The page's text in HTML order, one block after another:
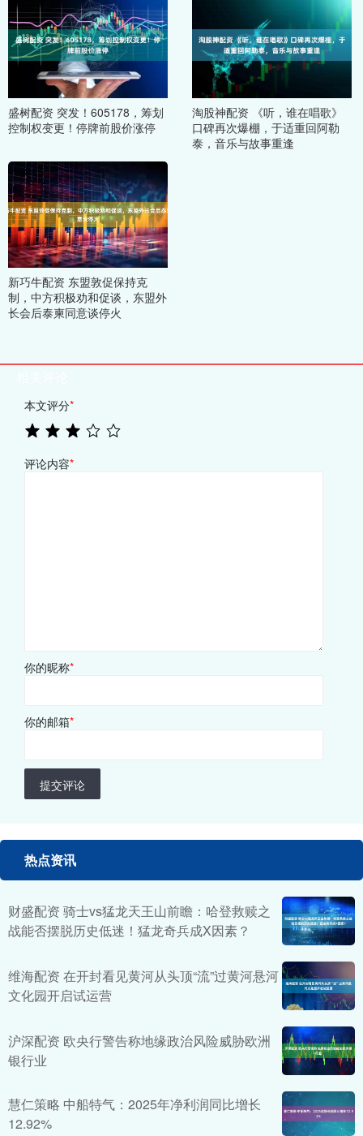
盛树配资 突发！605178，筹划
控制权变更！停牌前股价涨停
淘股神配资 《听，谁在唱歌》
口碑再次爆棚，于适重回阿勒
泰，音乐与故事重逢
新巧牛配资 东盟敦促保持克
制，中方积极劝和促谈，东盟外
长会后泰柬同意谈停火
本文评分*
评论内容*
你的昵称*
你的邮箱*
提交评论
热点资讯
财盛配资 骑士vs猛龙天王山前瞻：哈登救赎之
战能否摆脱历史低迷！猛龙奇兵成X因素？
维海配资 在开封看见黄河从头顶“流”过黄河悬河
文化园开启试运营
沪深配资 欧央行警告称地缘政治风险威胁欧洲
银行业
慧仁策略 中船特气：2025年净利润同比增长
12.92%